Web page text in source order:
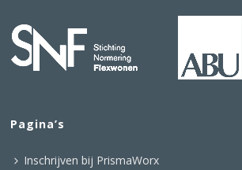
Pagina’s
Inschrijven bij PrismaWorx